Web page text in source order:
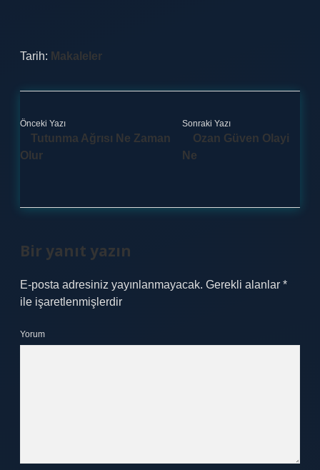
Tarih: Makaleler
Önceki Yazı
Tutunma Ağrısı Ne Zaman
Olur
Sonraki Yazı
Ozan Güven Olayi
Ne
Bir yanıt yazın
E-posta adresiniz yayınlanmayacak. Gerekli alanlar *
ile işaretlenmişlerdir
Yorum